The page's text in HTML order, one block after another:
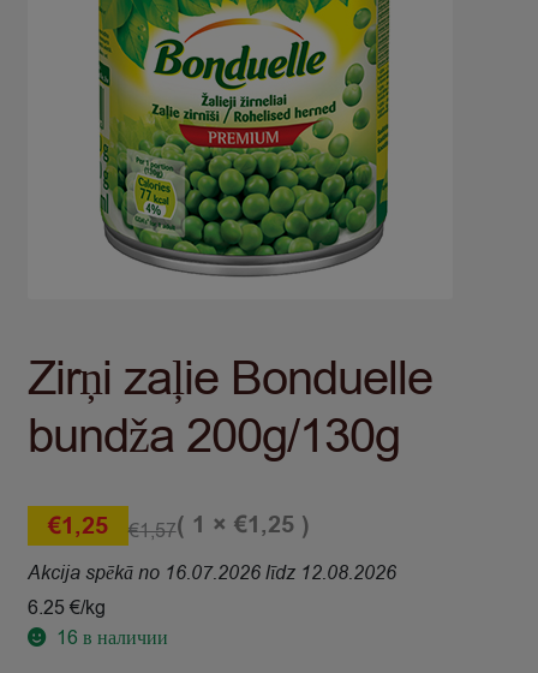
Zirņi zaļie Bonduelle
bundža 200g/130g
€1,57
€1,25 ( 1 × €1,25)
Akcija spēkā no 16.07.2026 līdz 12.08.2026
6.25 €/kg
16 в наличии